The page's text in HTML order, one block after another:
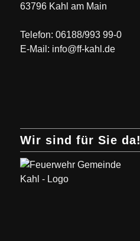
63796 Kahl am Main
Telefon: 06188/993 99-0
E-Mail: info@ff-kahl.de
Wir sind für Sie da!